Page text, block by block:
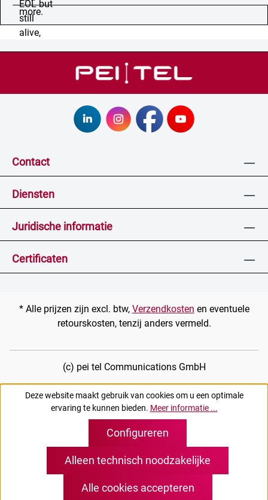
Contact
Diensten
Juridische informatie
Certificaten
* Alle prijzen zijn excl. btw, Verzendkosten en eventuele
retourskosten, tenzij anders vermeld.
(c) pei tel Communications GmbH
Deze website maakt gebruik van cookies om u een optimale
ervaring te kunnen bieden. Meer informatie ...
Alleen technisch noodzakelijke
Configureren
Alle cookies accepteren